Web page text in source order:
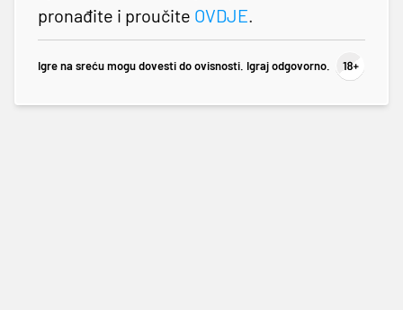
pronađite i proučite OVDJE.
Igre na sreću mogu dovesti do ovisnosti. Igraj odgovorno.